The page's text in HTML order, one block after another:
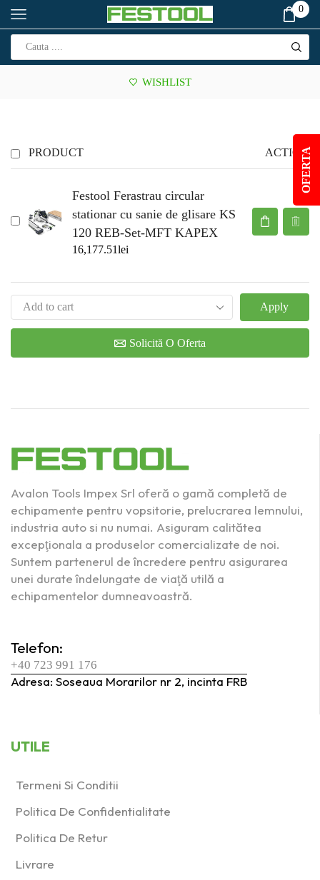
0
WISHLIST
PRODUCT ACTION
Festool Ferastrau circular
stationar cu sanie de glisare KS
120 REB-Set-MFT KAPEX
16,177.51lei
Apply
Solicită O Oferta
Avalon Tools Impex Srl oferă o gamă completă de
echipamente pentru vopsitorie, prelucrarea lemnului,
industria auto si nu numai. Asiguram calitătea
excepţionala a produselor comercializate de noi.
Suntem partenerul de încredere pentru asigurarea
unei durate îndelungate de viaţă utilă a
echipamentelor dumneavoastră.
Telefon:
+40 723 991 176
Adresa: Soseaua Morarilor nr 2, incinta FRB
UTILE
Termeni Si Conditii
Politica De Confidentialitate
Politica De Retur
Livrare
OFERTA